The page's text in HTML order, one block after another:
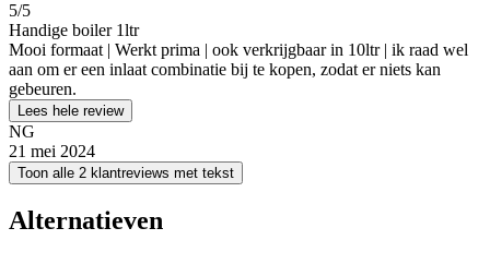
5/5
Handige boiler 1ltr
Mooi formaat | Werkt prima | ook verkrijgbaar in 10ltr | ik raad wel
aan om er een inlaat combinatie bij te kopen, zodat er niets kan
gebeuren.
Lees hele review
NG
21 mei 2024
Toon alle 2 klantreviews met tekst
Alternatieven